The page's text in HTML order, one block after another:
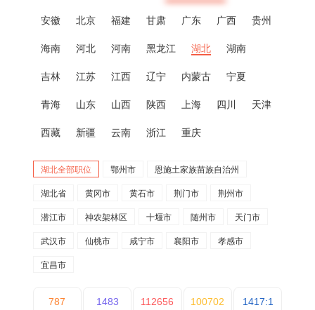
安徽 北京 福建 甘肃 广东 广西 贵州
海南 河北 河南 黑龙江 湖北 湖南
吉林 江苏 江西 辽宁 内蒙古 宁夏
青海 山东 山西 陕西 上海 四川 天津
西藏 新疆 云南 浙江 重庆
湖北全部职位 鄂州市 恩施土家族苗族自治州
湖北省 黄冈市 黄石市 荆门市 荆州市
潜江市 神农架林区 十堰市 随州市 天门市
武汉市 仙桃市 咸宁市 襄阳市 孝感市
宜昌市
787 1483 112656 100702 1417:1